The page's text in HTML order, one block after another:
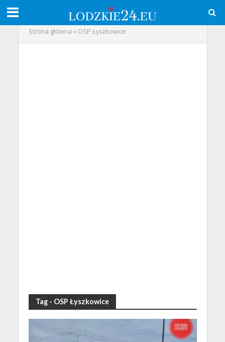
Strona główna » OSP Łyszkowice
Tag - OSP Łyszkowice